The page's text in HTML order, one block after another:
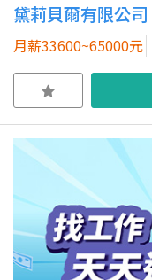
黛莉貝爾有限公司
月薪33600~65000元